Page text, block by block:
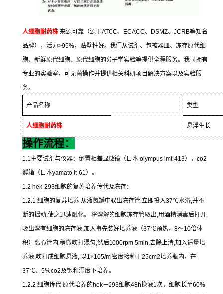
人细胞耐药株来源可靠（源于ATCC、 ECACC、 DSMZ、 JCRB等知名
品牌），活力>95%，贴壁性好。我们从试剂、包被器皿、冻存原代细
胞、新鲜原代细胞、原代细胞的分子学实验等提供全程服务。我司拥有
专业的实验室，可无菌操作并提供相关科研项目解决方案以及实验服
务。
产品名称 类型
人细胞耐药株 悬浮生长
操作流程：
1.1主要试剂与仪器：倒置相差显微镜（日本 olympus imt-413）， co2
孵箱（日本yamato it-61）。
1.2 hek-293细胞的复苏培养传代及冻存：
1.2.1 细胞的复苏培养 从液氮罐中取出冻存管,立即投入37℃水浴,并不
断的摇动,使之迅速融化。 将溶解的细胞冻存管取出,用酒精消毒后打开,
吸出溶有细胞的冻存液,加入事先装好培养液（37℃预热， 8～10倍体
积）离心管内,稍微吹打混匀,然后1000rpm 5min,去除上清,加入适量培
养液,吹打成细胞悬液, 以1×105/ml 密度接种于25cm2培养瓶内，在
37℃、 5％co2及饱和湿度下培养。
1.2.2 细胞传代 原代培养的hek－293细胞48h换液1次，细胞长至60%